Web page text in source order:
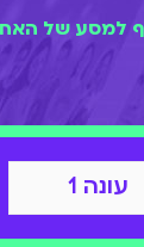
למסע של
עונה 1